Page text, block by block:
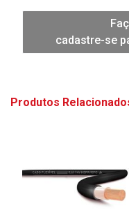
cadastre-se
Produtos